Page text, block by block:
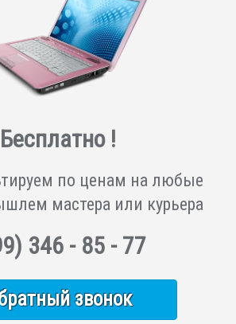
Бесплатно !
по ценам на любые
мастера или курьера
346 - 85 - 77
звонок